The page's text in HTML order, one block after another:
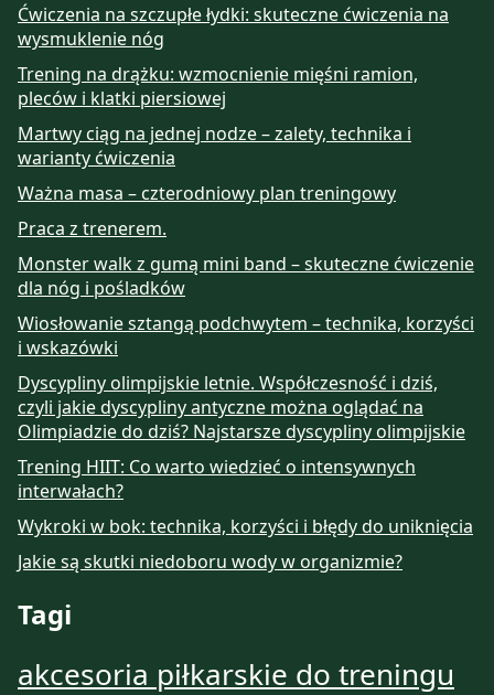
Ćwiczenia na szczupłe łydki: skuteczne ćwiczenia na
wysmuklenie nóg
Trening na drążku: wzmocnienie mięśni ramion,
pleców i klatki piersiowej
Martwy ciąg na jednej nodze – zalety, technika i
warianty ćwiczenia
Ważna masa – czterodniowy plan treningowy
Praca z trenerem.
Monster walk z gumą mini band – skuteczne ćwiczenie
dla nóg i pośladków
Wiosłowanie sztangą podchwytem – technika, korzyści
i wskazówki
Dyscypliny olimpijskie letnie. Współczesność i dziś,
czyli jakie dyscypliny antyczne można oglądać na
Olimpiadzie do dziś? Najstarsze dyscypliny olimpijskie
Trening HIIT: Co warto wiedzieć o intensywnych
interwałach?
Wykroki w bok: technika, korzyści i błędy do uniknięcia
Jakie są skutki niedoboru wody w organizmie?
Tagi
akcesoria piłkarskie do treningu